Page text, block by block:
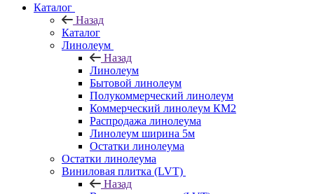
Каталог
Назад
Каталог
Линолеум
Назад
Линолеум
Бытовой линолеум
Полукоммерческий линолеум
Коммерческий линолеум КМ2
Распродажа линолеума
Линолеум ширина 5м
Остатки линолеума
Остатки линолеума
Виниловая плитка (LVT)
Назад